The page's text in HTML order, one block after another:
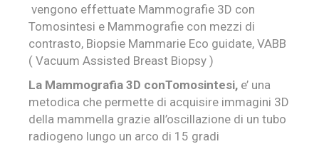
vengono effettuate Mammografie 3D con
Tomosintesi e Mammografie con mezzi di
contrasto, Biopsie Mammarie Eco guidate, VABB
( Vacuum Assisted Breast Biopsy )
La Mammografia 3D conTomosintesi, e’ una
metodica che permette di acquisire immagini 3D
della mammella grazie all’oscillazione di un tubo
radiogeno lungo un arco di 15 gradi